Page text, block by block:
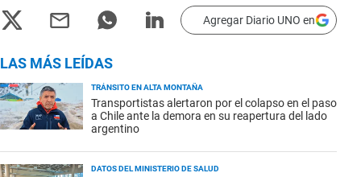
Agregar Diario UNO en
LAS MÁS LEÍDAS
TRÁNSITO EN ALTA MONTAÑA
Transportistas alertaron por el colapso en el paso
a Chile ante la demora en su reapertura del lado
argentino
DATOS DEL MINISTERIO DE SALUD